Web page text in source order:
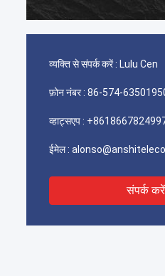
व्यक्ति से संपर्क करें : Lulu Cen
फ़ोन नंबर : 86-574-
व्हाट्सएप :
ईमेल :
संपर्क करें